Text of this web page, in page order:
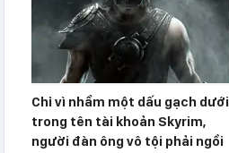
Chỉ vì nhầm một dấu gạch dưới
trong tên tài khoản Skyrim,
người đàn ông vô tội phải ngồi